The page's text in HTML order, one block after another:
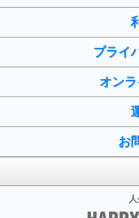
プライ
オン
お